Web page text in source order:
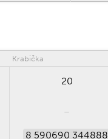
Krabička
20
8 590690 344888